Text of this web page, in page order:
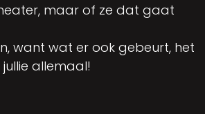
maar of ze dat gaat
want wat er ook gebeurt, het
allemaal!